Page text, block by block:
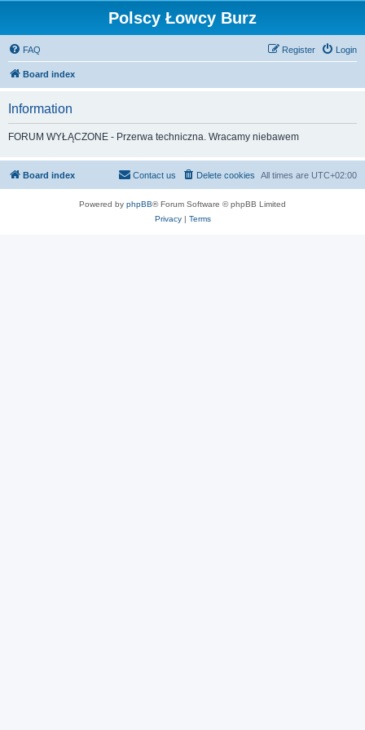
Polscy Łowcy Burz
FAQ Login
Register
Board index
Information
FORUM WYŁĄCZONE - Przerwa techniczna. Wracamy niebawem
Board index All times are UTC+02:00
Delete cookies
Contact us
Powered by phpBB® Forum Software © phpBB Limited
Privacy| Terms